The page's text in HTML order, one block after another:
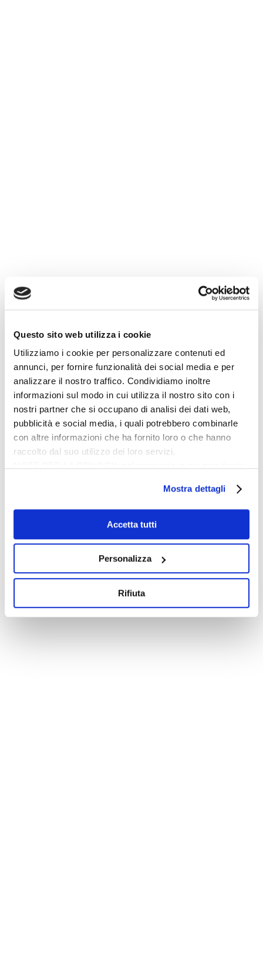
Questo sito web utilizza i cookie
Utilizziamo i cookie per personalizzare contenuti ed
annunci, per fornire funzionalità dei social media e per
analizzare il nostro traffico. Condividiamo inoltre
informazioni sul modo in cui utilizza il nostro sito con i
nostri partner che si occupano di analisi dei dati web,
pubblicità e social media, i quali potrebbero combinarle
con altre informazioni che ha fornito loro o che hanno
raccolto dal suo utilizzo dei loro servizi.
su questo sito, questi dati verranno trattati come descritto
nellaPrivacy Policy.
Mostra dettagli
Accetta tutti
Personalizza
Rifiuta